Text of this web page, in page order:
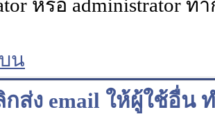
หรือ administrator
น
ส่ง email ให้ผู้ใช้อื่น